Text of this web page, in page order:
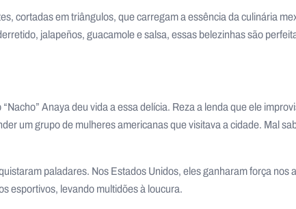
cortadas em triângulos, que carregam a essência da culinária
jalapeños, guacamole e salsa, essas belezinhas são
Anaya deu vida a essa delícia. Reza a lenda que ele
um grupo de mulheres americanas que visitava a cidade. Mal
paladares. Nos Estados Unidos, eles ganharam força nos
esportivos, levando multidões à loucura.